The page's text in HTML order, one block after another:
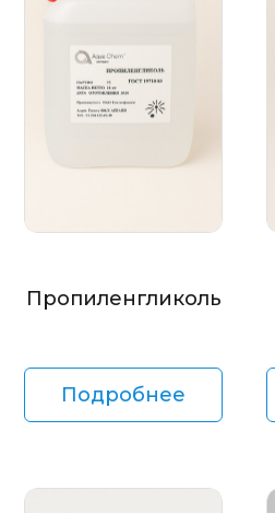
Пропиленгликоль
Подробнее